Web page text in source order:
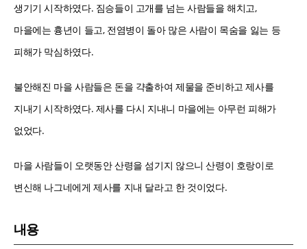
생기기 시작하였다. 짐승들이 고개를 넘는 사람들을 해치고,
마을에는 흉년이 들고, 전염병이 돌아 많은 사람이 목숨을 잃는 등
피해가 막심하였다.
불안해진 마을 사람들은 돈을 갹출하여 제물을 준비하고 제사를
지내기 시작하였다. 제사를 다시 지내니 마을에는 아무런 피해가
없었다.
마을 사람들이 오랫동안 산령을 섬기지 않으니 산령이 호랑이로
변신해 나그네에게 제사를 지내 달라고 한 것이었다.
내용